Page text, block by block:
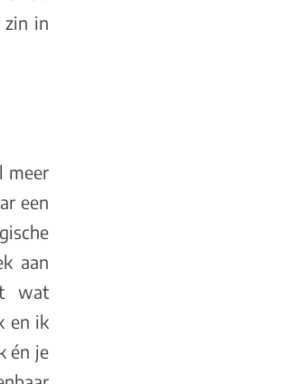
zin in
meer
een
aan
wat
en ik
én je